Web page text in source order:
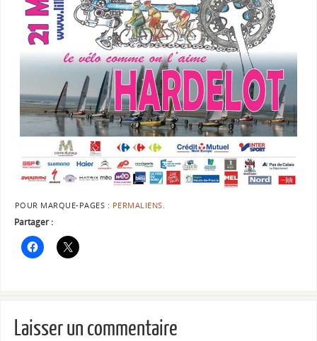
POUR MARQUE-PAGES : PERMALIENS.
Partager :
Laisser un commentaire